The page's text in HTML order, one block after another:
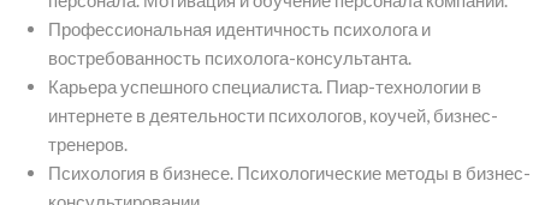
Профессиональная идентичность психолога и
востребованность психолога-консультанта.
Карьера успешного специалиста. Пиар-технологии в
интернете в деятельности психологов, коучей, бизнес-
тренеров.
Психология в бизнесе. Психологические методы в бизнес-